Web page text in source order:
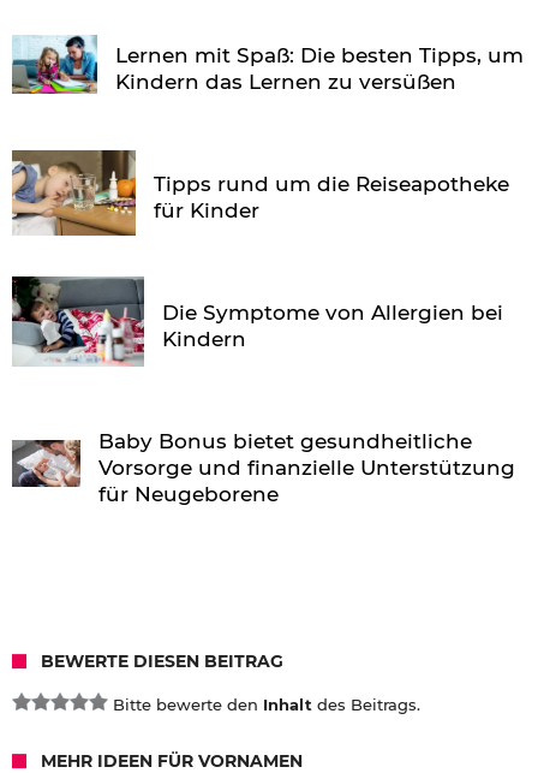
Lernen mit Spaß: Die besten Tipps, um
Kindern das Lernen zu versüßen
Tipps rund um die Reiseapotheke
für Kinder
Die Symptome von Allergien bei
Kindern
Baby Bonus bietet gesundheitliche
Vorsorge und finanzielle Unterstützung
für Neugeborene
BEWERTE DIESEN BEITRAG
Bitte bewerte den Inhalt des Beitrags.
MEHR IDEEN FÜR VORNAMEN